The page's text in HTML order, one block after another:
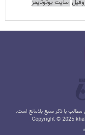
سایت یوتوتایمز
با ذکر منبع بلامانع است.
Copyright © 2025